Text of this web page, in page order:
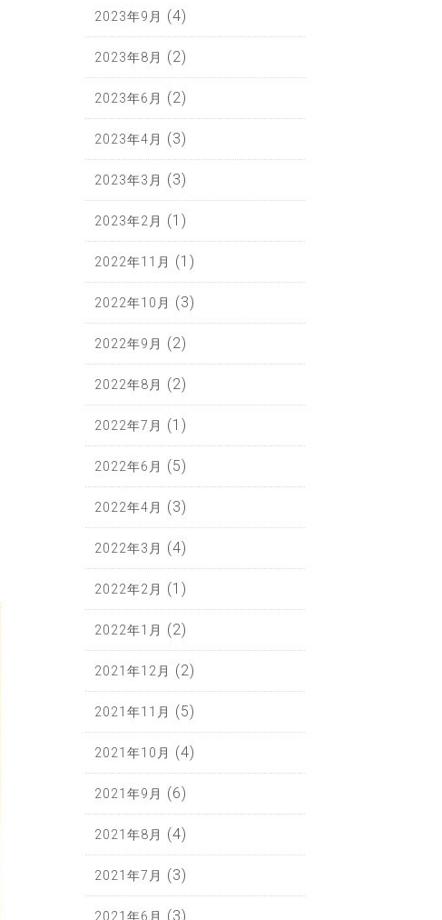
2023年9月 (4)
2023年8月 (2)
2023年6月 (2)
2023年4月 (3)
2023年3月 (3)
2023年2月 (1)
2022年11月 (1)
2022年10月 (3)
2022年9月 (2)
2022年8月 (2)
2022年7月 (1)
2022年6月 (5)
2022年4月 (3)
2022年3月 (4)
2022年2月 (1)
2022年1月 (2)
2021年12月 (2)
2021年11月 (5)
2021年10月 (4)
2021年9月 (6)
2021年8月 (4)
2021年7月 (3)
2021年6月 (3)